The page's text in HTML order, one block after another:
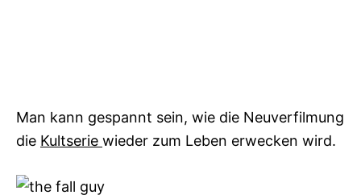
Man kann gespannt sein, wie die Neuverfilmung
die Kultserie wieder zum Leben erwecken wird.